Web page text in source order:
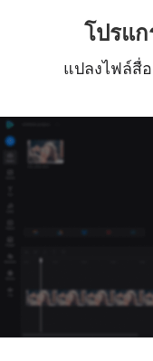
โปรแ
แปลงไฟล์สื่